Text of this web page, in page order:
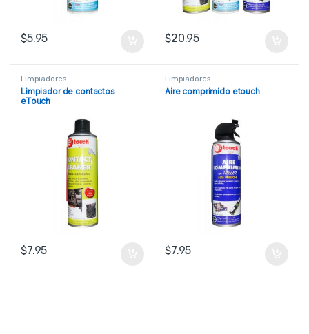
$5.95 $20.95
Limpiadores
Limpiador de contactos
eTouch
$7.95
Limpiadores
Aire comprimido etouch
$7.95